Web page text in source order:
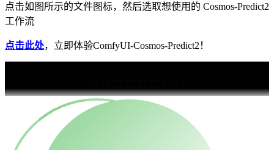
点击如图所示的文件图标，然后选取想使用的 Cosmos-Predict2
工作流
点击此处，立即体验ComfyUI-Cosmos-Predict2！